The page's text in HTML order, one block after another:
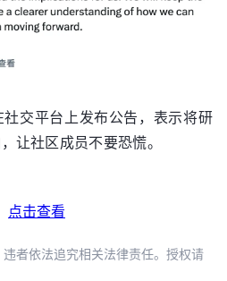
交平台上发布公告，表示将研
让社区成员不要恐慌。
点击查看
者依法追究相关法律责任。授权请